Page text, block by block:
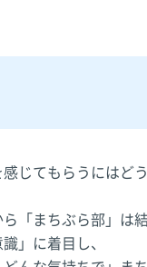
じてもらうにはど
「まちぶら部」は
」に着目し、